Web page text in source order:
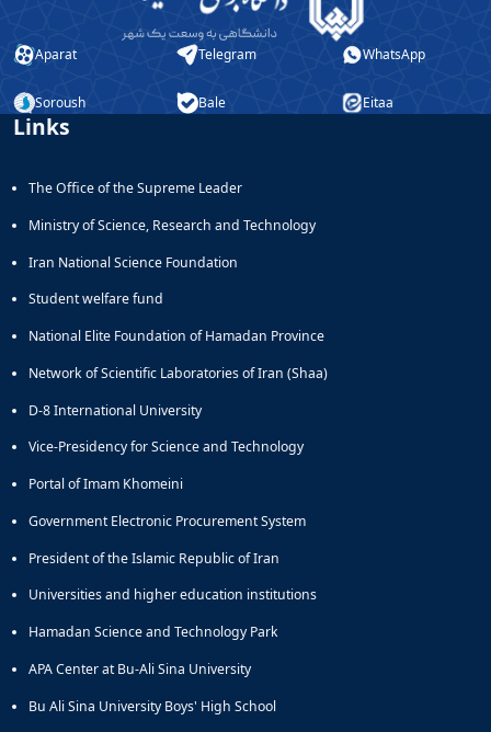
Aparat Telegram WhatsApp
Soroush Bale Eitaa
Links
The Office of the Supreme Leader
Ministry of Science, Research and Technology
Iran National Science Foundation
Student welfare fund
National Elite Foundation of Hamadan Province
Network of Scientific Laboratories of Iran (Shaa)
D-8 International University
Vice-Presidency for Science and Technology
Portal of Imam Khomeini
Government Electronic Procurement System
President of the Islamic Republic of Iran
Universities and higher education institutions
Hamadan Science and Technology Park
APA Center at Bu-Ali Sina University
Bu Ali Sina University Boys' High School